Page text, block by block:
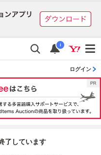
i
ログイン
了しています